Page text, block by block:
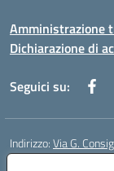
Amministrazione
Dichiarazione di
Seguici su:
Indirizzo:Via G.
Centralino: